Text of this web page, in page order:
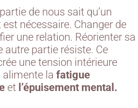
de nous sait qu’un
nécessaire. Changer de
une relation. Réorienter sa
autre partie résiste. Ce
une tension intérieure
alimente la fatigue
et l’épuisement mental.